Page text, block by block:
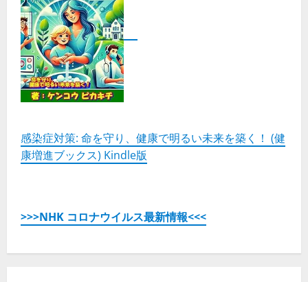
感染症対策: 命を守り、健康で明るい未来を築く！ (健
康増進ブックス) Kindle版
>>>NHK コロナウイルス最新情報<<<